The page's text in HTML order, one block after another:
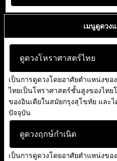
เมนูดูดวง
ดูดวงโหราศาสตร์ไทย
เป็นการดูดวงโดยอาศัยตำแหน่งข
ไทยเป็นโหราศาสตร์ชั้นสูงของไท
ของอินเดียในสมัยกรุงสุโขทัย และ
ปัจจุบัน
ดูดวงฤกษ์กำเนิด
เป็นการดูดวงโดยอาศัยตำแหน่งข